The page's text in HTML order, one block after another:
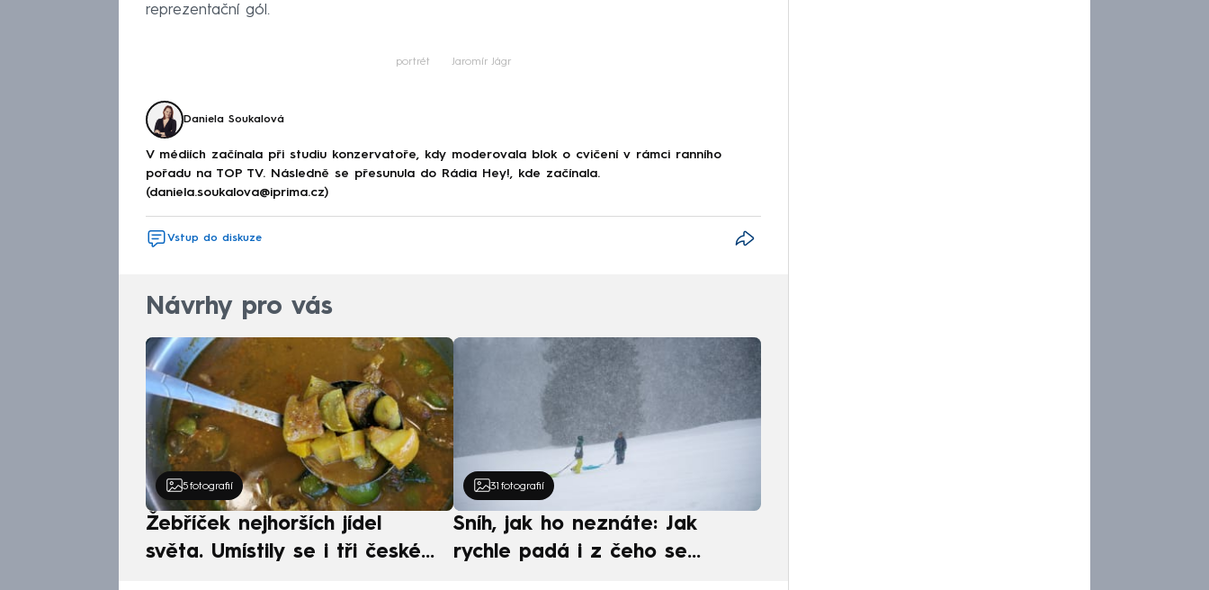
reprezentační gól.
portrét Jaromír Jágr
Daniela Soukalová
V médiích začínala při studiu konzervatoře, kdy moderovala blok o cvičení v rámci ranního
pořadu na TOP TV. Následně se přesunula do Rádia Hey!, kde začínala.
(daniela.soukalova@iprima.cz)
Vstup do diskuze
Návrhy pro vás
5 fotografií
Žebříček nejhorších jídel
světa. Umístily se i tři české
31 fotografií
Sníh, jak ho neznáte: Jak
rychle padá i z čeho se